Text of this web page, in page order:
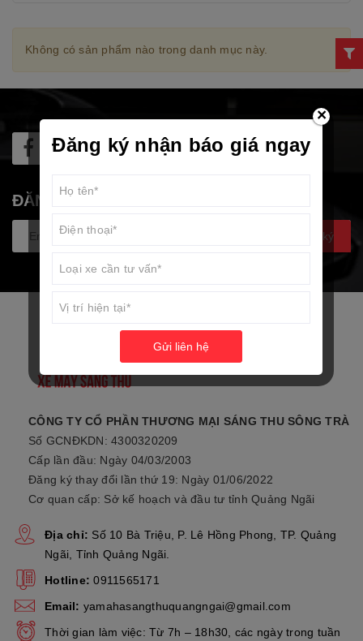
Không có sản phẩm nào trong danh mục này.
ĐĂNG KÝ NHẬN TIN
Đăng ký
CÔNG TY CỔ PHẦN THƯƠNG MẠI SÁNG THU SÔNG TRÀ
Số GCNĐKDN: 4300320209
Cấp lần đầu: Ngày 04/03/2003
Đăng ký thay đổi lần thứ 19: Ngày 01/06/2022
Cơ quan cấp: Sở kế hoạch và đầu tư tỉnh Quảng Ngãi
Địa chỉ: Số 10 Bà Triệu, P. Lê Hồng Phong, TP. Quảng
Ngãi, Tỉnh Quảng Ngãi.
Hotline: 0911565171
Email: yamahasangthuquangngai@gmail.com
Thời gian làm việc: Từ 7h – 18h30, các ngày trong tuần
Đăng ký nhận báo giá ngay
×
Gửi liên hệ